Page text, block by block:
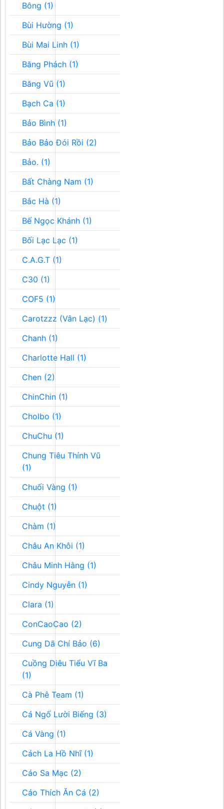
Bông (1)
Bùi Hường (1)
Bùi Mai Linh (1)
Băng Phách (1)
Băng Vũ (1)
Bạch Ca (1)
Bảo Bình (1)
Bảo Bảo Đói Rồi (2)
Bảo. (1)
Bất Chàng Nam (1)
Bắc Hà (1)
Bế Ngọc Khánh (1)
Bối Lạc Lạc (1)
C.A.G.T (1)
C30 (1)
COF5 (1)
Carotzzz (Vân Lạc) (1)
Chanh (1)
Charlotte Hall (1)
Chen (2)
ChinChin (1)
Cholbo (1)
ChuChu (1)
Chung Tiêu Thính Vũ
(1)
Chuối Vàng (1)
Chuột (1)
Chàm (1)
Châu An Khôi (1)
Châu Minh Hằng (1)
Cindy Nguyễn (1)
Clara (1)
ConCaoCao (2)
Cung Dã Chí Bảo (6)
Cuồng Diêu Tiểu Vĩ Ba
(1)
Cà Phê Team (1)
Cá Ngố Lười Biếng (3)
Cá Vàng (1)
Cách La Hồ Nhĩ (1)
Cáo Sa Mạc (2)
Cáo Thích Ăn Cá (2)